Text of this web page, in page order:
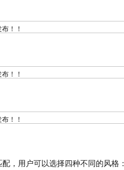
，用户可以选择四种不同的风格：